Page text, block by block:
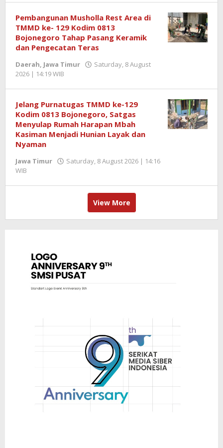
Pembangunan Musholla Rest Area di
TMMD ke- 129 Kodim 0813
Bojonegoro Tahap Pasang Keramik
dan Pengecatan Teras
Daerah, Jawa Timur
Saturday, 8 August
2026 | 14:19 WIB
Jelang Purnatugas TMMD ke-129
Kodim 0813 Bojonegoro, Satgas
Menyulap Rumah Harapan Mbah
Kasiman Menjadi Hunian Layak dan
Nyaman
Jawa Timur
Saturday, 8 August 2026 | 14:16
WIB
View More